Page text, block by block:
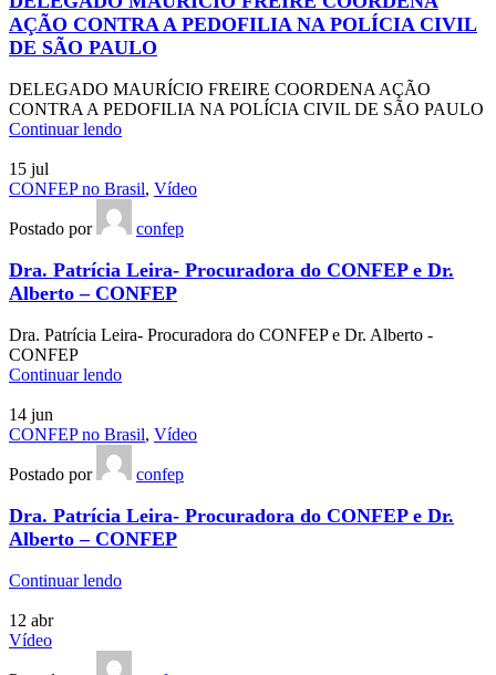
AÇÃO CONTRA A PEDOFILIA NA POLÍCIA CIVIL
DE SÃO PAULO
DELEGADO MAURÍCIO FREIRE COORDENA AÇÃO
CONTRA A PEDOFILIA NA POLÍCIA CIVIL DE SÃO PAULO
Continuar lendo
15 jul
CONFEP no Brasil, Vídeo
Postado por confep
Dra. Patrícia Leira- Procuradora do CONFEP e Dr.
Alberto – CONFEP
Dra. Patrícia Leira- Procuradora do CONFEP e Dr. Alberto -
CONFEP
Continuar lendo
14 jun
CONFEP no Brasil, Vídeo
Postado por confep
Dra. Patrícia Leira- Procuradora do CONFEP e Dr.
Alberto – CONFEP
Continuar lendo
12 abr
Vídeo